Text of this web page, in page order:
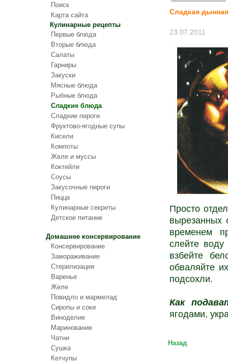
Поиск
Карта сайта
Кулинарные рецепты
Первые блюда
Вторые блюда
Салаты
Гарниры
Закуски
Мясные блюда
Рыбные блюда
Сладкие блюда
Сладкие пироги
Фруктово-ягодные супы
Кисели
Компоты
Желе и муссы
Коктейли
Соусы
Закусочные пироги
Пицца
Кулинарные секреты
Детское питание
Домашнее консервирование
Консервирование
Замораживание
Стерилизация
Варенье
Желе
Повидло и мармелад
Сиропы и соки
Виноделие
Маринование
Чатни
Сушка
Кетчупы
Сладкая
23.07.2011
Просто
вырезанных
временем
слейте
взбейте
обваляйте
подсохли.
Как
ягодами,
Назад